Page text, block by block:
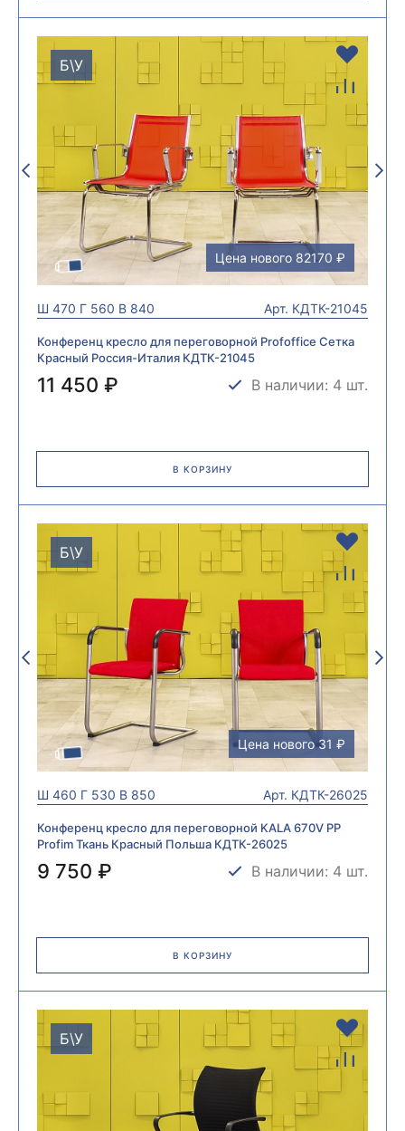
Б\У
Цена нового 82170 ₽
Ш 470 Г 560 В 840 Арт. КДТК-21045
Конференц кресло для переговорной Profoffice Сетка
Красный Россия-Италия КДТК-21045
11 450 ₽ В наличии: 4 шт.
В КОРЗИНУ
Б\У
Цена нового 31 ₽
Ш 460 Г 530 В 850 Арт. КДТК-26025
Конференц кресло для переговорной KALA 670V PP
Profim Ткань Красный Польша КДТК-26025
9 750 ₽ В наличии: 4 шт.
В КОРЗИНУ
Б\У